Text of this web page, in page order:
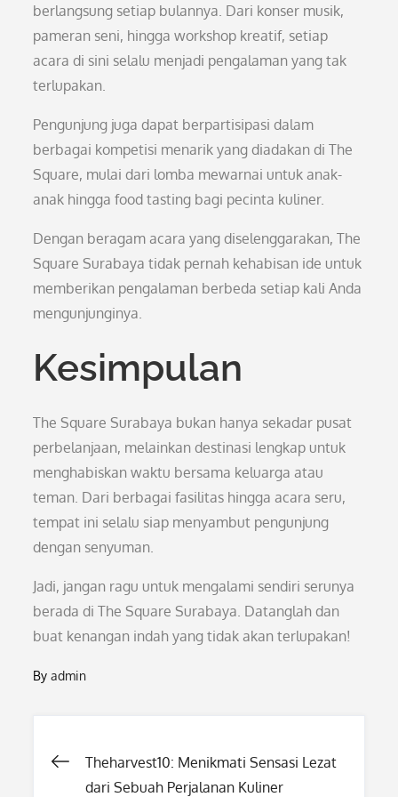
berlangsung setiap bulannya. Dari konser musik,
pameran seni, hingga workshop kreatif, setiap
acara di sini selalu menjadi pengalaman yang tak
terlupakan.
Pengunjung juga dapat berpartisipasi dalam
berbagai kompetisi menarik yang diadakan di The
Square, mulai dari lomba mewarnai untuk anak-
anak hingga food tasting bagi pecinta kuliner.
Dengan beragam acara yang diselenggarakan, The
Square Surabaya tidak pernah kehabisan ide untuk
memberikan pengalaman berbeda setiap kali Anda
mengunjunginya.
Kesimpulan
The Square Surabaya bukan hanya sekadar pusat
perbelanjaan, melainkan destinasi lengkap untuk
menghabiskan waktu bersama keluarga atau
teman. Dari berbagai fasilitas hingga acara seru,
tempat ini selalu siap menyambut pengunjung
dengan senyuman.
Jadi, jangan ragu untuk mengalami sendiri serunya
berada di The Square Surabaya. Datanglah dan
buat kenangan indah yang tidak akan terlupakan!
Byadmin
Post
Theharvest10: Menikmati Sensasi Lezat
dari Sebuah Perjalanan Kuliner